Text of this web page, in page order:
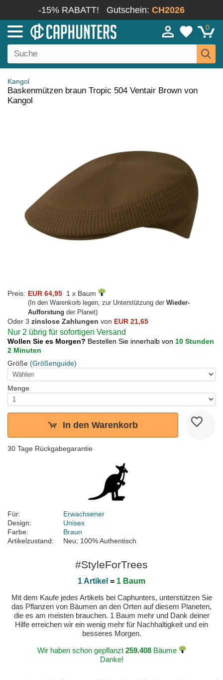
-15% RABATT! Gutschein: CH2026
0
Kangol
Baskenmützen braun Tropic 504 Ventair Brown von
Kangol
Preis: EUR 64,95 1 x Baum
(In den Warenkorb legen, zur Unterstützung der Wieder-
Aufforstung der Planet)
Oder 3 zinslose Zahlungen von EUR 21,65
Nur 2 übrig für sofortigen Versand
Wollen Sie es Morgen? Bestellen Sie innerhalb von 10 Stunden
2 Minuten
Größe (Größenguide)
Menge
In den Warenkorb
30 Tage Rückgabegarantie
Für:
Erwachsener
Design:
Unisex
Farbe:
Braun
Artikelzustand:
Neu; 100% Authentisch
#StyleForTrees
1 Artikel = 1 Baum
Mit dem Kaufe jedes Artikels bei Caphunters, unterstützen Sie
das Pflanzen von Bäumen an den Orten auf diesem Planeten,
die es am meisten brauchen. 1 Baum mehr und Dank deiner
Hilfe erreichen wir ein wenig mehr für Nachhaltigkeit und ein
besseres Morgen.
Wir haben schon gepflanzt 259.408Bäume
Danke!